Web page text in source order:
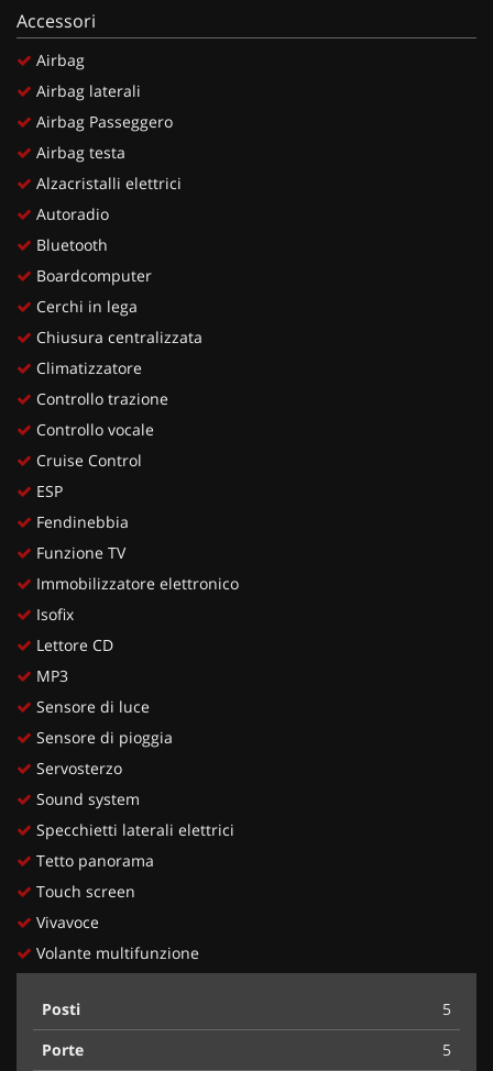
Accessori
Airbag
Airbag laterali
Airbag Passeggero
Airbag testa
Alzacristalli elettrici
Autoradio
Bluetooth
Boardcomputer
Cerchi in lega
Chiusura centralizzata
Climatizzatore
Controllo trazione
Controllo vocale
Cruise Control
ESP
Fendinebbia
Funzione TV
Immobilizzatore elettronico
Isofix
Lettore CD
MP3
Sensore di luce
Sensore di pioggia
Servosterzo
Sound system
Specchietti laterali elettrici
Tetto panorama
Touch screen
Vivavoce
Volante multifunzione
Posti
5
Porte
5